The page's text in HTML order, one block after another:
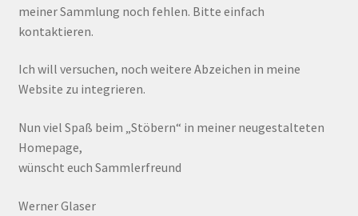
meiner Sammlung noch fehlen. Bitte einfach
kontaktieren.
Ich will versuchen, noch weitere Abzeichen in meine
Website zu integrieren.
Nun viel Spaß beim „Stöbern“ in meiner neugestalteten
Homepage,
wünscht euch Sammlerfreund
Werner Glaser